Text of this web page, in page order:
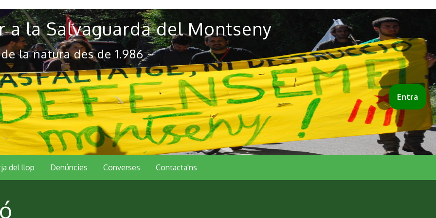
a la Salvaguarda del Montseny
la natura des de 1.986 ~
Entra
del llop Denúncies Converses Contacta'ns